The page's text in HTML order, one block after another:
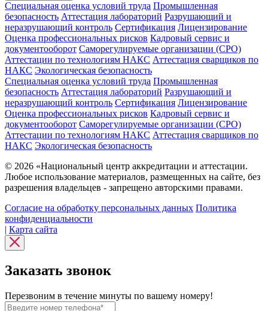
Специальная оценка условий труда Промышленная
безопасность Аттестация лабораторий Разрушающий и
неразрушающий контроль Сертификация Лицензирование
Оценка профессиональных рисков Кадровый сервис и
документооборот Cаморегулируемые организации (СРО)
Аттестации по технологиям НАКС Аттестация сварщиков по
НАКС Экологическая безопасность
Специальная оценка условий труда Промышленная
безопасность Аттестация лабораторий Разрушающий и
неразрушающий контроль Сертификация Лицензирование
Оценка профессиональных рисков Кадровый сервис и
документооборот Cаморегулируемые организации (СРО)
Аттестации по технологиям НАКС Аттестация сварщиков по
НАКС Экологическая безопасность
© 2026 «Национальный центр аккредитации и аттестации.
Любое использование материалов, размещенных на сайте, без
разрешения владельцев - запрещено авторскими правами.
Согласие на обработку персональных данных Политика
конфиденциальности
| Карта сайта
Заказать звонок
Перезвоним в течение минуты по вашему номеру!